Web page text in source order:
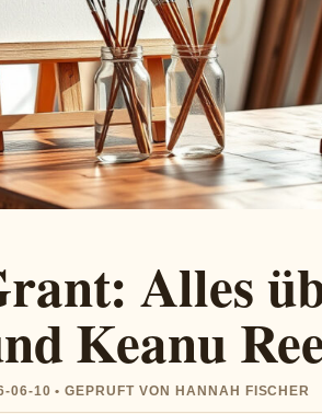
Alles
Keanu
10 • GEPRUFT VON HANNAH FISCHER